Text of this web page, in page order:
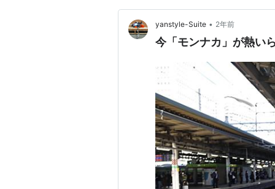
yanstyle-Suite • 2年前
今「モンナカ」が熱い